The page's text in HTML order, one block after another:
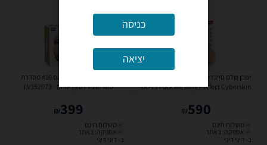
ישבן שלם סייברסקין לאחוז בישבנים ולזיין.
DL-73 Fuck Me Bare Perfect Cyberskin
590
₪
משלוח חינם
אספקה: באתר
ב- דיגי דיגי
תוסיק עם דילדו רפוי דגם #16 מסדרת
סטריט גירלס פרימיום - LV352073
399
₪
משלוח חינם
אספקה: באתר
ב- דיגי דיגי
יציאה
כניסה